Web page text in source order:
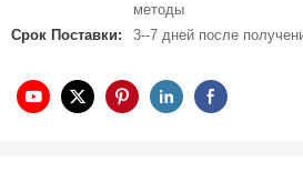
методы
Срок Поставки:
3--7 дней после